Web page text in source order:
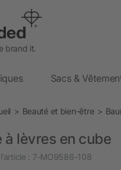
brand it.
Sacs &
Beauté et bien-être
à lèvres en cube
: 7-MO9586-108